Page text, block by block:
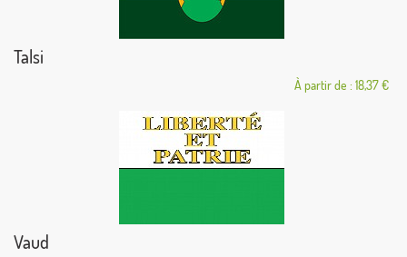
Talsi
À partir de : 18,37 €
Vaud